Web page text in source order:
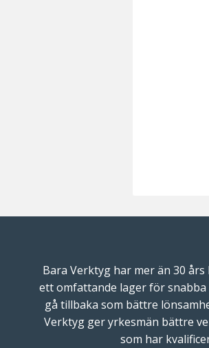
Bara Verktyg har mer än 30
ett omfattande lager för
gå tillbaka som bättre
Verktyg ger yrkesmän bättre
som har